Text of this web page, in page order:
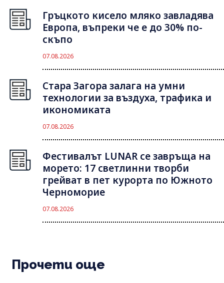
Гръцкото кисело мляко завладява
Европа, въпреки че е до 30% по-
скъпо
07.08.2026
Стара Загора залага на умни
технологии за въздуха, трафика и
икономиката
07.08.2026
Фестивалът LUNAR се завръща на
морето: 17 светлинни творби
грейват в пет курорта по Южното
Черноморие
07.08.2026
Прочети още